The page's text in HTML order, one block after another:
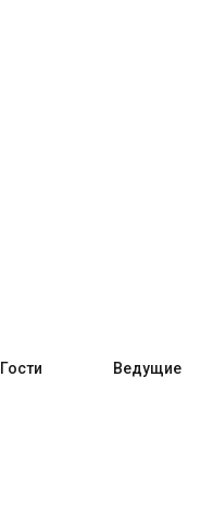
Гости Ведущие